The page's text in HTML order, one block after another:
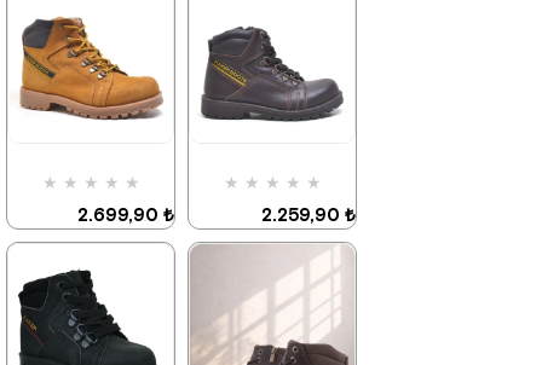
%42İndirim
2.259,90 ₺
3.879,90 ₺
★ ★ ★ ★ ★
2.699,90 ₺
4.629,90 ₺
%42İndirim
Ücretsiz
Kargo
★ ★ ★ ★ ★
2.259,90 ₺
3.879,90 ₺
%42İndirim
Ücretsiz
Kargo
Tükeniyor